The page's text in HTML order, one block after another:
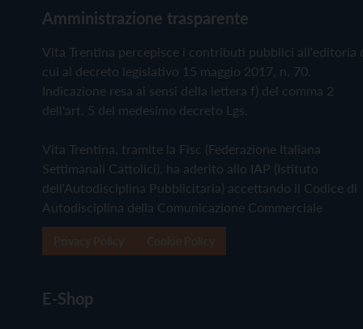
Amministrazione trasparente
Vita Trentina percepisce i contributi pubblici all'editoria
cui al decreto legislativo 15 maggio 2017, n. 70.
Indicazione resa ai sensi della lettera f) del comma 2
dell'art. 5 del medesimo decreto Lgs.
Vita Trentina, tramite la Fisc (Federazione Italiana
Settimanali Cattolici), ha aderito allo IAP (Istituto
dell'Autodisciplina Pubblicitaria) accettando il Codice di
Autodisciplina della Comunicazione Commerciale
E-Shop